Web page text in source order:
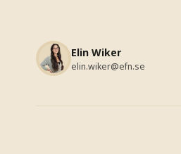
Elin Wiker
elin.wiker@efn.se